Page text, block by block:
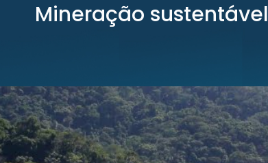
Mineração sustentável